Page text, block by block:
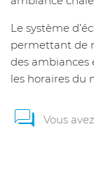
Le système
permettant de
des
les horaires du
Vous